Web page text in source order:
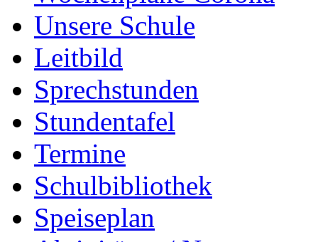
Unsere Schule
Leitbild
Sprechstunden
Stundentafel
Termine
Schulbibliothek
Speiseplan